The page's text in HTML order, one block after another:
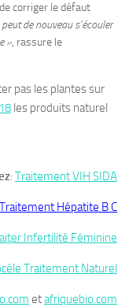
corriger le défaut
de nouveau s’écouler
», rassure le
pas les plantes sur
les produits naturel
: Traitement VIH SIDA
Traitement Hépatite B C
Infertilité Féminine
Traitement Naturel
etafriquebio.com